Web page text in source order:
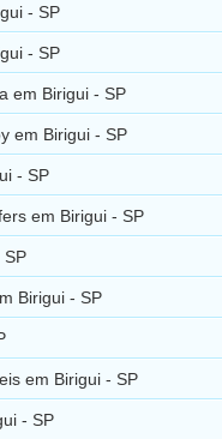
- SP
- SP
em Birigui - SP
em Birigui - SP
- SP
em Birigui - SP
SP
Birigui - SP
em Birigui - SP
- SP